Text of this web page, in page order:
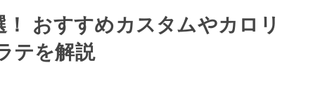
おすすめカスタムやカロリ
テを解説